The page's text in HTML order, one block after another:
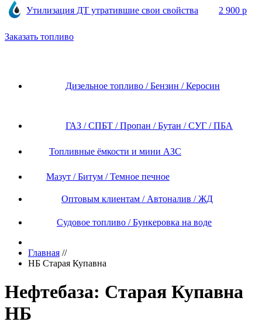
Утилизация ДТ утратившие свои свойства 2 900 р
Заказать топливо
Дизельное топливо / Бензин / Керосин
ГАЗ / СПБТ / Пропан / Бутан / СУГ / ПБА
Топливные ёмкости и мини АЗС
Мазут / Битум / Темное печное
Оптовым клиентам / Автоналив / ЖД
Судовое топливо / Бункеровка на воде
Главная //
НБ Старая Купавна
Нефтебаза: Старая Купавна
НБ